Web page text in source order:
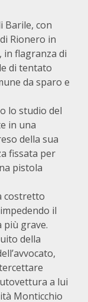
Barile, con
Rionero in
flagranza di
di tentato
da sparo e
lo studio del
in una
della sua
fissata per
pistola
costretto
il
più grave.
della
a lui
Monticchio